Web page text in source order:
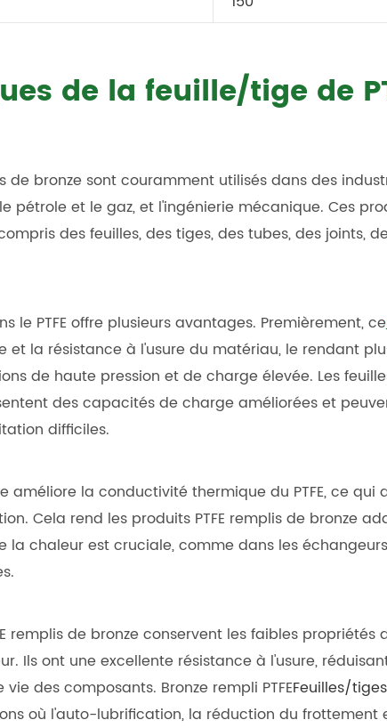
de la feuille/tige de
de bronze sont couramment utilisés dans des
pétrole et le gaz, et l'ingénierie mécanique. Ces
des feuilles, des tiges, des tubes, des joints,
le PTFE offre plusieurs avantages. Premièrement, ce
et la résistance à l'usure du matériau, le rendant
de haute pression et de charge élevée. Les
des capacités de charge améliorées et
difficiles.
améliore la conductivité thermique du PTFE, ce qui
Cela rend les produits PTFE remplis de bronze
la chaleur est cruciale, comme dans les
remplis de bronze conservent les faibles propriétés
Ils ont une excellente résistance à l'usure,
des composants. Bronze rempli PTFEFeuilles/tiges
où l'auto-lubrification, la réduction du frottement